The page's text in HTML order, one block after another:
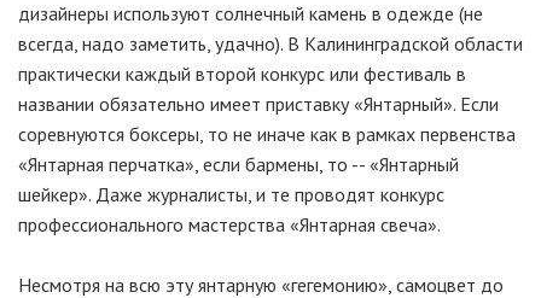
дизайнеры используют солнечный камень в одежде (не
всегда, надо заметить, удачно). В Калининградской области
практически каждый второй конкурс или фестиваль в
названии обязательно имеет приставку «Янтарный». Если
соревнуются боксеры, то не иначе как в рамках первенства
«Янтарная перчатка», если бармены, то -- «Янтарный
шейкер». Даже журналисты, и те проводят конкурс
профессионального мастерства «Янтарная свеча».
Несмотря на всю эту янтарную «гегемонию», самоцвет до